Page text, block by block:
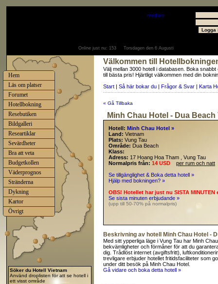
Välkommen till
Välj mellan 3000 hotell i databasen. Boka snabbt
till bästa pris! Hjärtligt välkommen med din
Start | Så här bokar du | Frågor & Svar | Karta
« Gå Tillbaka
Minh Chau Hotel - Dua Beach
Hotell: Minh Chau Hotel »
Land: Vietnam
Plats: Vung Tau
Område: Dua Beach
Klass:
Adress: 17 Hoang Hoa Tham , Vung Tau
Normalpris från: 14 USD
per rum och natt
Se tillgänglighet & Boka detta hotell »
Hjälp med bokningen? »
OBS! Hotellet har just nu SISTA MINUTEN
Se sista minuten erbjudande »
(upp till 50-70% på normalpris)
Beskrivning av hotell Minh Chau Hotel -
Med sitt ypperliga läge i Vung Tau har Minh
bekvämligheter och förmåner för att du
dig. Trådlöst internet (avgiftsfritt),
trevligare erbjuder hotellet fritidsfaciliteter som
under ditt besök på Minh Chau Hotel.
Gå vidare och boka detta hotell »
Online just nu: 153 Torsdagen den 6 Augusti
medlem
Söker du Hotell Vietnam
Använd droplisten för att se hotell i
ett visst område
Hem
Läs om platser
Forumet
Hotellbokning
Resebutiken
Bildgalleri
Researtiklar
Sevärdheter
Bra att veta
Budgetkollen
Väderprognos
Stränderna
Dykning
Kartor
Övrigt